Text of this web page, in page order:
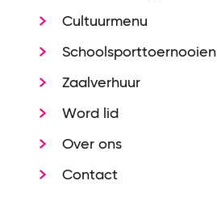
Cultuurmenu
Schoolsporttoernooien
Zaalverhuur
Word lid
Over ons
Contact